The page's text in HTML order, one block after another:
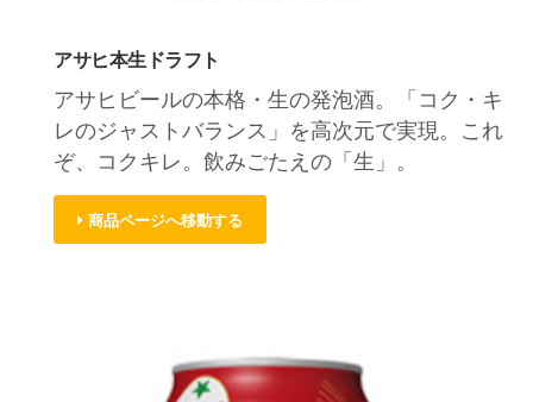
アサヒ本生ドラフト
アサヒビールの本格・生の発泡酒。「コク・キ
レのジャストバランス」を高次元で実現。これ
ぞ、コクキレ。飲みごたえの「生」。
商品ページへ移動する